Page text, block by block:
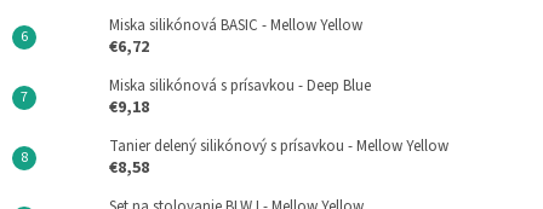
Miska silikónová BASIC - Mellow Yellow
€6,72
Miska silikónová s prísavkou - Deep Blue
€9,18
Tanier delený silikónový s prísavkou - Mellow Yellow
€8,58